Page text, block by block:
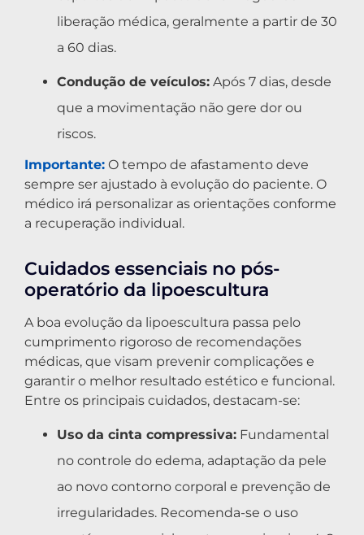
liberação médica, geralmente a partir de 30
a 60 dias.
Condução de veículos: Após 7 dias, desde
que a movimentação não gere dor ou
riscos.
Importante: O tempo de afastamento deve
sempre ser ajustado à evolução do paciente. O
médico irá personalizar as orientações conforme
a recuperação individual.
Cuidados essenciais no pós-
operatório da lipoescultura
A boa evolução da lipoescultura passa pelo
cumprimento rigoroso de recomendações
médicas, que visam prevenir complicações e
garantir o melhor resultado estético e funcional.
Entre os principais cuidados, destacam-se:
Uso da cinta compressiva: Fundamental
no controle do edema, adaptação da pele
ao novo contorno corporal e prevenção de
irregularidades. Recomenda-se o uso